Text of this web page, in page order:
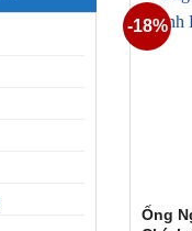
-18%
Ống